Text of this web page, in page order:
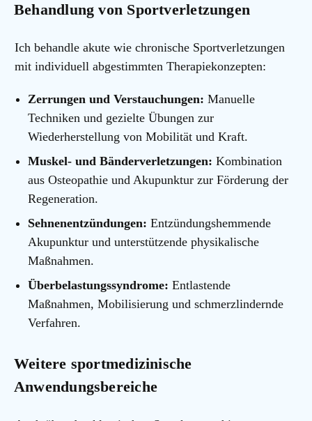
Behandlung von Sportverletzungen
Ich behandle akute wie chronische Sportverletzungen
mit individuell abgestimmten Therapiekonzepten:
Zerrungen und Verstauchungen: Manuelle
Techniken und gezielte Übungen zur
Wiederherstellung von Mobilität und Kraft.
Muskel- und Bänderverletzungen: Kombination
aus Osteopathie und Akupunktur zur Förderung der
Regeneration.
Sehnenentzündungen: Entzündungshemmende
Akupunktur und unterstützende physikalische
Maßnahmen.
Überbelastungssyndrome: Entlastende
Maßnahmen, Mobilisierung und schmerzlindernde
Verfahren.
Weitere sportmedizinische
Anwendungsbereiche